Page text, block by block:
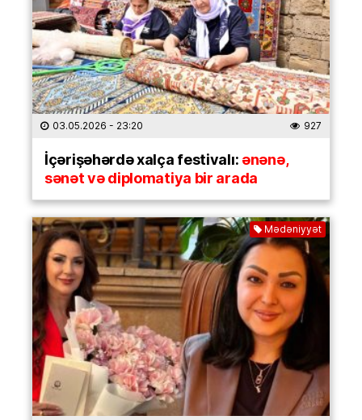
03.05.2026 - 23:20 927
İçərişəhərdə xalça festivalı:ənənə,
sənət və diplomatiya bir arada
Mədəniyyət